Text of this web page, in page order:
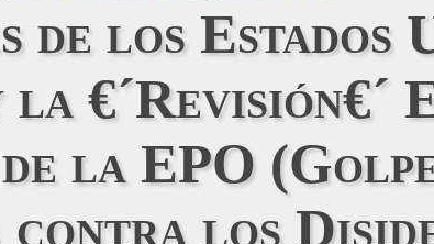
los Estados
€´Revisión€´
la EPO
los